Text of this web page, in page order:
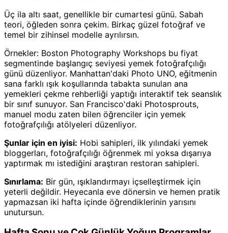
Üç ila altı saat, genellikle bir cumartesi günü. Sabah
teori, öğleden sonra çekim. Birkaç güzel fotoğraf ve
temel bir zihinsel modelle ayrılırsın.
Örnekler: Boston Photography Workshops bu fiyat
segmentinde başlangıç seviyesi yemek fotoğrafçılığı
günü düzenliyor. Manhattan'daki Photo UNO, eğitmenin
sana farklı ışık koşullarında tabakta sunulan ana
yemekleri çekme rehberliği yaptığı interaktif tek seanslık
bir sınıf sunuyor. San Francisco'daki Photosprouts,
manuel modu zaten bilen öğrenciler için yemek
fotoğrafçılığı atölyeleri düzenliyor.
Şunlar için en iyisi: Hobi sahipleri, ilk yılındaki yemek
bloggerları, fotoğrafçılığı öğrenmek mi yoksa dışarıya
yaptırmak mı istediğini araştıran restoran sahipleri.
Sınırlama: Bir gün, ışıklandırmayı içselleştirmek için
yeterli değildir. Heyecanla eve dönersin ve hemen pratik
yapmazsan iki hafta içinde öğrendiklerinin yarısını
unutursun.